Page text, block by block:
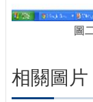
圖
相關圖片